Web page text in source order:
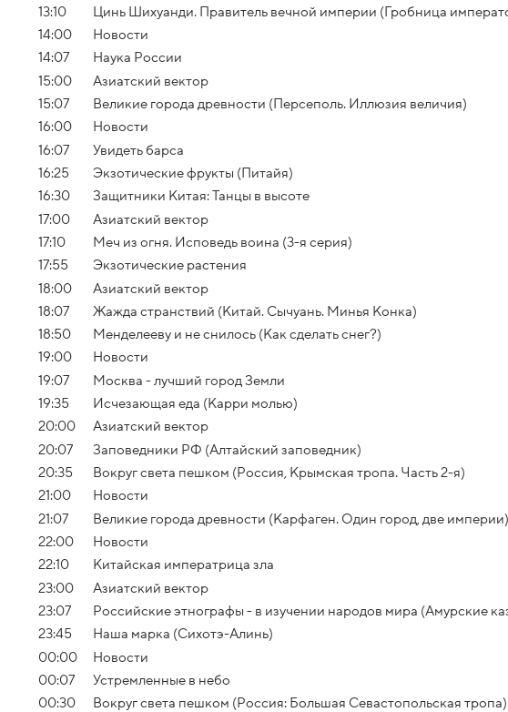
13:10
Цинь Шихуанди. Правитель вечной империи (Гробница
14:00
Новости
14:07
Наука России
15:00
Азиатский вектор
15:07
Великие города древности (Персеполь. Иллюзия величия)
16:00
Новости
16:07
Увидеть барса
16:25
Экзотические фрукты (Питайя)
16:30
Защитники Китая: Танцы в высоте
17:00
Азиатский вектор
17:10
Меч из огня. Исповедь воина (3-я серия)
17:55
Экзотические растения
18:00
Азиатский вектор
18:07
Жажда странствий (Китай. Сычуань. Минья Конка)
18:50
Менделееву и не снилось (Как сделать снег?)
19:00
Новости
19:07
Москва - лучший город Земли
19:35
Исчезающая еда (Карри молью)
20:00
Азиатский вектор
20:07
Заповедники РФ (Алтайский заповедник)
20:35
Вокруг света пешком (Россия, Крымская тропа. Часть 2-я)
21:00
Новости
21:07
Великие города древности (Карфаген. Один город, две империи)
22:00
Новости
22:10
Китайская императрица зла
23:00
Азиатский вектор
23:07
Российские этнографы - в изучении народов мира (Амурские
23:45
Наша марка (Сихотэ-Алинь)
00:00
Новости
00:07
Устремленные в небо
00:30
Вокруг света пешком (Россия: Большая Севастопольская тропа)